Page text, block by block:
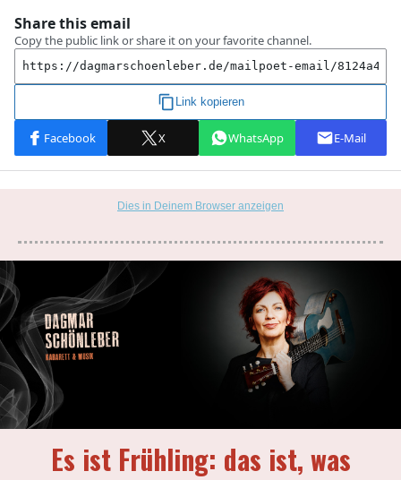
Dies in Deinem Browser anzeigen
Es ist Frühling: das ist, was